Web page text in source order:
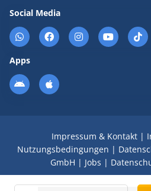
Social Media
Apps
Impressum & Kontakt|
Nutzungsbedingungen |
GmbH | Jobs |
© 2008 - 2026